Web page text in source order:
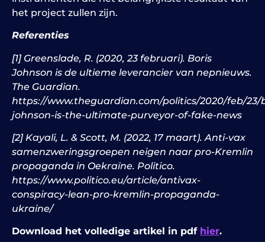
het project zullen zijn.
Referenties
[1] Greenslade, R. (2020, 23 februari). Boris
Johnson is de ultieme leverancier van nepnieuws.
The Guardian.
https://www.theguardian.com/politics/2020/feb/23/
johnson-is-the-ultimate-purveyor-of-fake-news
[2] Kayali, L. & Scott, M. (2022, 17 maart). Anti-vax
samenzweringsgroepen neigen naar pro-Kremlin
propaganda in Oekraïne. Politico.
https://www.politico.eu/article/antivax-
conspiracy-lean-pro-kremlin-propaganda-
ukraine/
Download het volledige artikel in pdf hier.